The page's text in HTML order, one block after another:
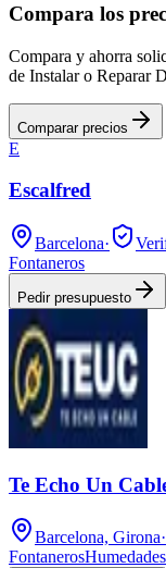
Compara los
Compara y ahorra
de Instalar o Reparar
Comparar precios
E
Escalfred
Barcelona·
Fontaneros
Pedir presupuesto
Te Echo Un
Barcelona, Girona·
FontanerosHumedades